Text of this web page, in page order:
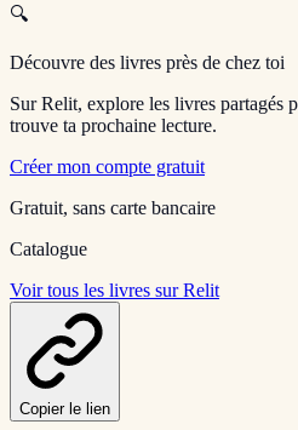
🔍
Découvre des livres près de chez toi
Sur Relit, explore les livres partagés
trouve ta prochaine lecture.
Créer mon compte gratuit
Gratuit, sans carte bancaire
Catalogue
Voir tous les livres sur Relit
Copier le lien